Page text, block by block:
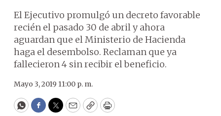
El Ejecutivo promulgó un decreto favorable
recién el pasado 30 de abril y ahora
aguardan que el Ministerio de Hacienda
haga el desembolso. Reclaman que ya
fallecieron 4 sin recibir el beneficio.
Mayo 3, 2019 11:00 p. m.
WhatsApp
Facebook
Twitter
EmailCopyPrint